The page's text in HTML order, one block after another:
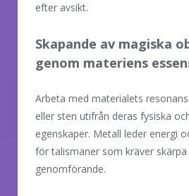
efter avsikt.
Skapande av magiska
genom materiens
Arbeta med materialets
eller sten utifrån deras fysiska
egenskaper. Metall leder energi
för talismaner som kräver skärpa
genomförande.